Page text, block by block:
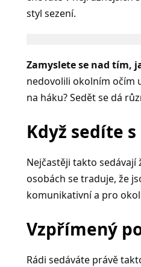
styl sezení.
Zamyslete se nad tím,
nedovolili okolním očím
na háku? Sedět se dá
Když sedíte
Nejčastěji takto sedávají
osobách se traduje, že
komunikativní a pro
Vzpřímený
Rádi sedáváte právě